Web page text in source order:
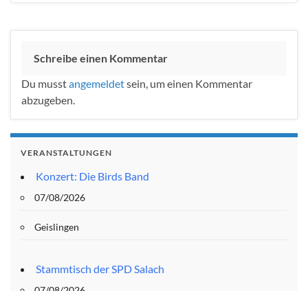
Schreibe einen Kommentar
Du musstangemeldetsein, um einen Kommentar
abzugeben.
VERANSTALTUNGEN
Konzert: Die Birds Band
07/08/2026
Geislingen
Stammtisch der SPD Salach